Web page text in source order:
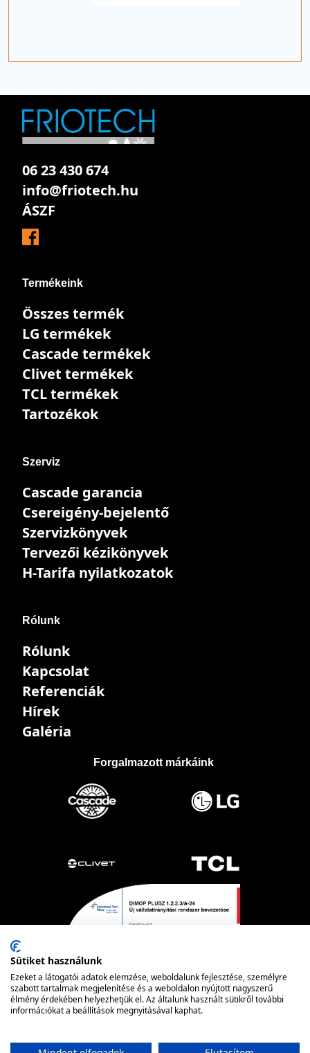
06 23 430 674
info@friotech.hu
ÁSZF
Termékeink
Összes termék
LG termékek
Cascade termékek
Clivet termékek
TCL termékek
Tartozékok
Szerviz
Cascade garancia
Csereigény-bejelentő
Szervizkönyvek
Tervezői kézikönyvek
H-Tarifa nyilatkozatok
Rólunk
Rólunk
Kapcsolat
Referenciák
Hírek
Galéria
Forgalmazott márkáink
Sütiket használunk
Ezeket a látogatói adatok elemzése, weboldalunk fejlesztése, személyre
szabott tartalmak megjelenítése és a weboldalon nyújtott nagyszerű
élmény érdekében helyezhetjük el. Az általunk használt sütikről további
információkat a beállítások megnyitásával kaphat.